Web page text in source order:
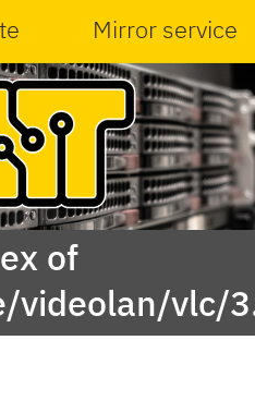
Mirror service
of
videolan/vlc/